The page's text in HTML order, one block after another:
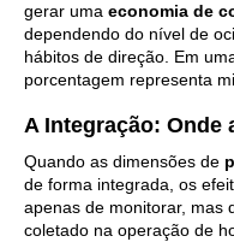
gerar uma economia de
dependendo do nível de
hábitos de direção. Em
porcentagem representa
A Integração: Onde
Quando as dimensões de
de forma integrada, os
apenas de monitorar, mas
coletado na operação de